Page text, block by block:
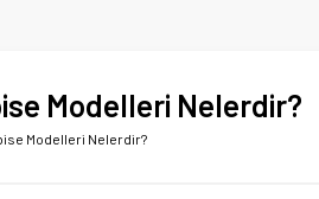
Modelleri Nelerdir?
Modelleri Nelerdir?